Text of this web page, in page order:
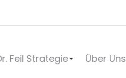
Feil Strategie Über Uns